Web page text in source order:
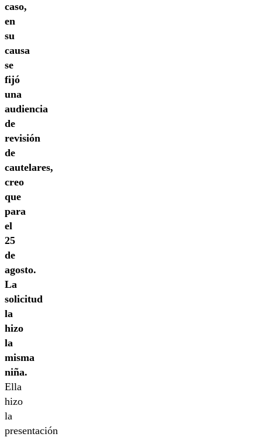
caso,
en
su
causa
se
fijó
una
audiencia
de
revisión
de
cautelares,
creo
que
para
el
25
de
agosto.
La
solicitud
la
hizo
la
misma
niña.
Ella
hizo
la
presentación